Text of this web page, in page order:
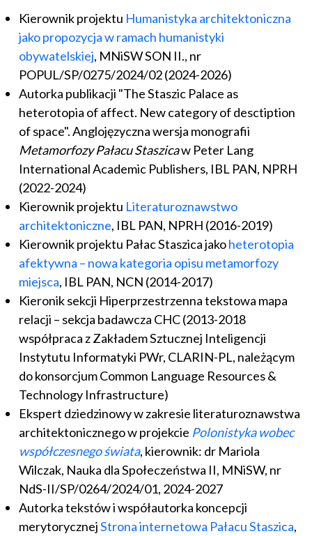
Kierownik projektu Humanistyka architektoniczna
jako propozycja w ramach humanistyki
obywatelskiej, MNiSW SON II., nr
POPUL/SP/0275/2024/02 (2024-2026)
Autorka publikacji "The Staszic Palace as
heterotopia of affect. New category of desctiption
of space". Anglojęzyczna wersja monografii
Metamorfozy Pałacu Staszicaw Peter Lang
International Academic Publishers, IBL PAN, NPRH
(2022-2024)
Kierownik projektu Literaturoznawstwo
architektoniczne, IBL PAN, NPRH (2016-2019)
Kierownik projektu Pałac Staszica jakoheterotopia
afektywna – nowa kategoria opisu metamorfozy
miejsca, IBL PAN, NCN (2014-2017)
Kieronik sekcji Hiperprzestrzenna tekstowa mapa
relacji – sekcja badawcza CHC (2013-2018
współpraca z Zakładem Sztucznej Inteligencji
Instytutu Informatyki PWr, CLARIN-PL, należącym
do konsorcjum Common Language Resources &
Technology Infrastructure)
Ekspert dziedzinowy w zakresie literaturoznawstwa
architektonicznego w projekcie Polonistyka wobec
współczesnego świata, kierownik: dr Mariola
Wilczak, Nauka dla Społeczeństwa II, MNiSW, nr
NdS-II/SP/0264/2024/01, 2024-2027
Autorka tekstów i współautorka koncepcji
merytorycznejStrona internetowa Pałacu Staszica,